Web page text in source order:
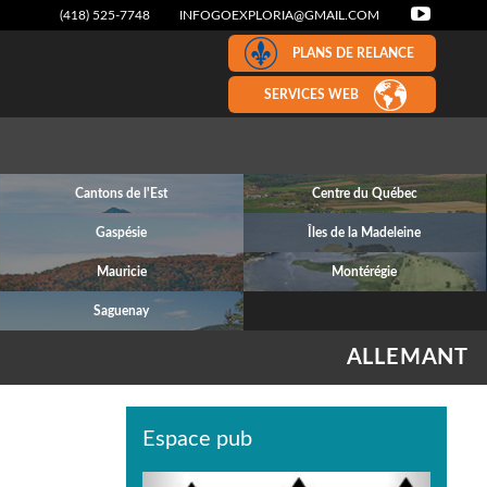
(418) 525-7748 INFOGOEXPLORIA@GMAIL.COM
PLANS DE RELANCE
SERVICES WEB
Cantons de l'Est Centre du Québec
Gaspésie Îles de la Madeleine
Mauricie Montérégie
Saguenay
ALLEMANT
Espace pub
Previous Next